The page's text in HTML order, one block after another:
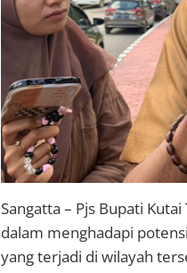
Sangatta – Pjs Bupati
dalam menghadapi
yang terjadi di wilayah